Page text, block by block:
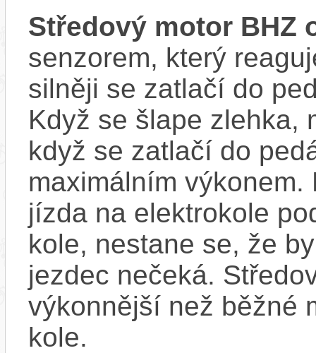
Středový motor BHZ
senzorem, který
silněji se zatlačí do
Když se šlape zlehka,
když se zatlačí do
maximálním
jízda na elektrokole
kole, nestane se, že
jezdec nečeká.
výkonnější než běžné
kole.